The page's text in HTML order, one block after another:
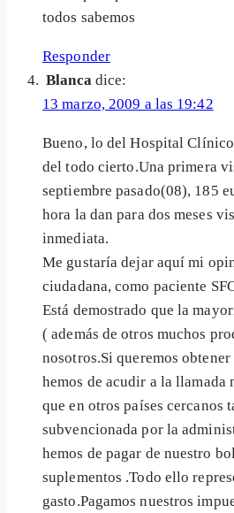
todos sabemos
Responder
Blanca dice:
13 marzo, 2009 a las 19:42
Bueno, lo del Hospital
del todo cierto.Una primera
septiembre pasado(08), 185
hora la dan para dos meses
inmediata.
Me gustaría dejar aquí mi
ciudadana, como paciente
Está demostrado que la
( además de otros muchos
nosotros.Si queremos
hemos de acudir a la
que en otros países cercanos
subvencionada por la
hemos de pagar de nuestro
suplementos .Todo ello
gasto.Pagamos nuestros